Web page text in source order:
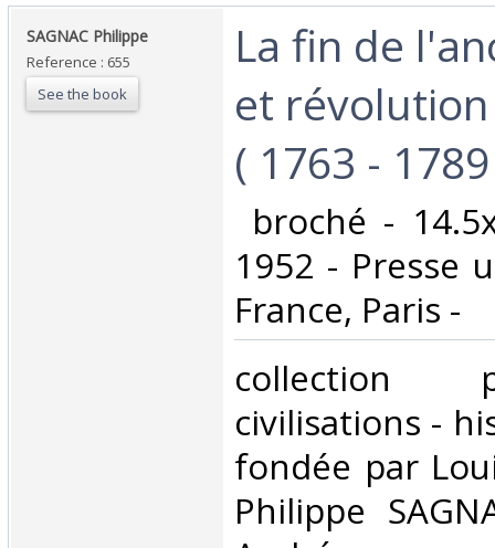
‎SAGNAC Philippe‎
Reference : 655
See the book
‎La fin de
et
( 1763 -
broché -
1952 - Presse
France, Paris - ‎
‎collection
civilisations -
fondée par
Philippe